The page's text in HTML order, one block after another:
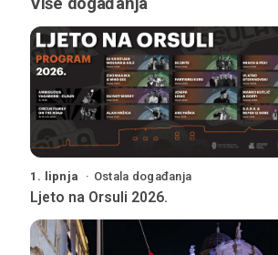
1. lipnja Ostala događanja
Ljeto na Orsuli 2026.